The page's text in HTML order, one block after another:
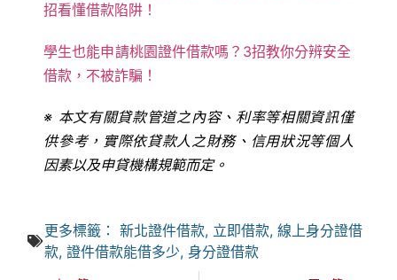
招看懂借款陷阱！
學生也能申請桃園證件借款嗎？3招教你分辨安全
借款，不被詐騙！
※ 本文有關貸款管道之內容、利率等相關資訊僅
供參考，實際依貸款人之財務、信用狀況等個人
因素以及申貸機構規範而定。
更多標籤： 新北證件借款, 立即借款,線上身分證借
款,證件借款能借多少, 身分證借款